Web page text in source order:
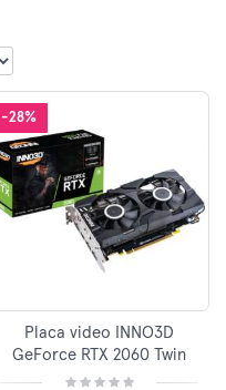
-28%
Placa video INNO3D
GeForce RTX 2060 Twin
X2, 6GB GDDR6, 192-bit,